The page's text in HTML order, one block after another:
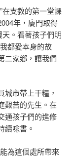
在支教的第一堂課
年，廈門取得
天。看著孩子們明
都愛本身的故
二家鄉，讓我們
市帶上干糧，
艱苦的先生。在
通孩子們的進修
續唸書。
為這個處所帶來